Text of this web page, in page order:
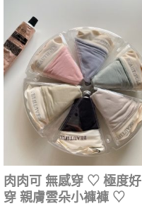
肉肉可 無感穿 ‎♡ 極度好
穿 親膚雲朵小褲褲 ‎♡